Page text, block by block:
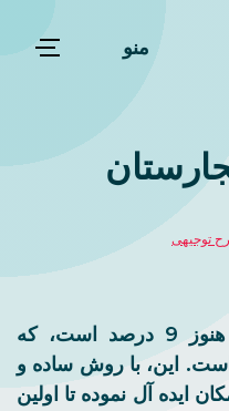
منو
توجیهی
مالیات شرکت در مجارستان هنوز 9 درصد است، که
است. این، با روش ساده و
ایده آل نموده تا اولین